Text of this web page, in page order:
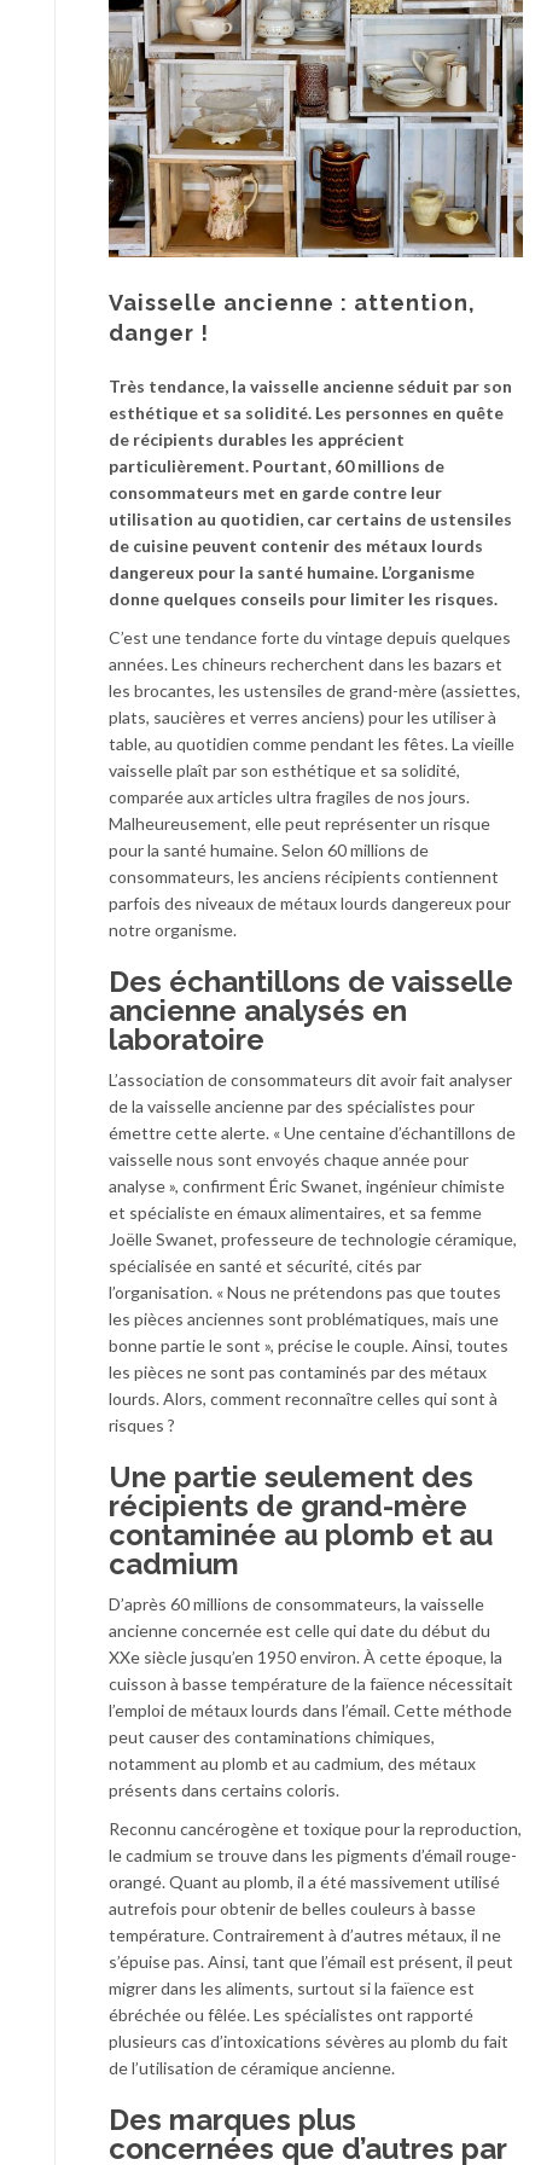
Vaisselle ancienne : attention,
danger !
Très tendance, la vaisselle ancienne séduit par son
esthétique et sa solidité. Les personnes en quête
de récipients durables les apprécient
particulièrement. Pourtant, 60 millions de
consommateurs met en garde contre leur
utilisation au quotidien, car certains de ustensiles
de cuisine peuvent contenir des métaux lourds
dangereux pour la santé humaine. L’organisme
donne quelques conseils pour limiter les risques.
C’est une tendance forte du vintage depuis quelques
années. Les chineurs recherchent dans les bazars et
les brocantes, les ustensiles de grand-mère (assiettes,
plats, saucières et verres anciens) pour les utiliser à
table, au quotidien comme pendant les fêtes. La vieille
vaisselle plaît par son esthétique et sa solidité,
comparée aux articles ultra fragiles de nos jours.
Malheureusement, elle peut représenter un risque
pour la santé humaine. Selon 60 millions de
consommateurs, les anciens récipients contiennent
parfois des niveaux de métaux lourds dangereux pour
notre organisme.
Des échantillons de vaisselle
ancienne analysés en
laboratoire
L’association de consommateurs dit avoir fait analyser
de la vaisselle ancienne par des spécialistes pour
émettre cette alerte. « Une centaine d’échantillons de
vaisselle nous sont envoyés chaque année pour
analyse », confirment Éric Swanet, ingénieur chimiste
et spécialiste en émaux alimentaires, et sa femme
Joëlle Swanet, professeure de technologie céramique,
spécialisée en santé et sécurité, cités par
l’organisation. « Nous ne prétendons pas que toutes
les pièces anciennes sont problématiques, mais une
bonne partie le sont », précise le couple. Ainsi, toutes
les pièces ne sont pas contaminés par des métaux
lourds. Alors, comment reconnaître celles qui sont à
risques ?
Une partie seulement des
récipients de grand-mère
contaminée au plomb et au
cadmium
D’après 60 millions de consommateurs, la vaisselle
ancienne concernée est celle qui date du début du
XXe siècle jusqu’en 1950 environ. À cette époque, la
cuisson à basse température de la faïence nécessitait
l’emploi de métaux lourds dans l’émail. Cette méthode
peut causer des contaminations chimiques,
notamment au plomb et au cadmium, des métaux
présents dans certains coloris.
Reconnu cancérogène et toxique pour la reproduction,
le cadmium se trouve dans les pigments d’émail rouge-
orangé. Quant au plomb, il a été massivement utilisé
autrefois pour obtenir de belles couleurs à basse
température. Contrairement à d’autres métaux, il ne
s’épuise pas. Ainsi, tant que l’émail est présent, il peut
migrer dans les aliments, surtout si la faïence est
ébréchée ou fêlée. Les spécialistes ont rapporté
plusieurs cas d’intoxications sévères au plomb du fait
de l’utilisation de céramique ancienne.
Des marques plus
concernées que d’autres par